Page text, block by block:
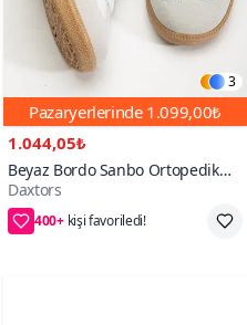
3
Pazaryerlerinde 1.099,00₺
1.044,05₺
Beyaz Bordo Sanbo Ortopedik
Unisex Sneaker Spor Ayakkabı
Daxtors
400+
55₺ daha az öde